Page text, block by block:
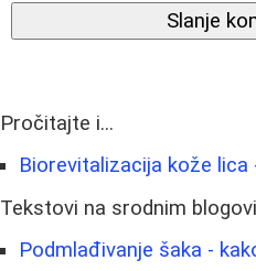
Slanje
Pročitajte i...
Biorevitalizacija kože
Tekstovi na srodnim
Podmlađivanje šaka -